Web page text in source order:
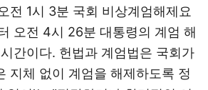
전 1시 3분 국회 비상계엄해제요
오전 4시 26분 대통령의 계엄 해
간이다. 헌법과 계엄법은 국회가
지체 없이 계엄을 해제하도록 정